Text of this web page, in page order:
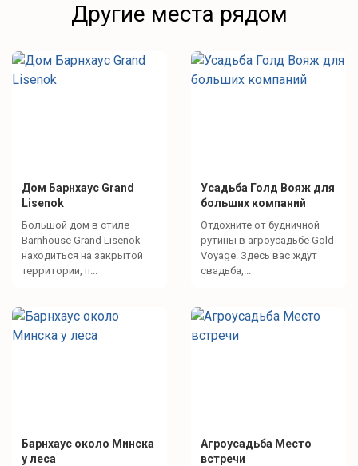
Другие места рядом
Дом Барнхаус Grand
Lisenok
Большой дом в стиле
Barnhouse Grand Lisenok
находиться на закрытой
территории, п...
Усадьба Голд Вояж для
больших компаний
Отдохните от будничной
рутины в агроусадьбе Gold
Voyage. Здесь вас ждут
свадьба,...
Барнхаус около Минска
у леса
Агроусадьба Место
встречи